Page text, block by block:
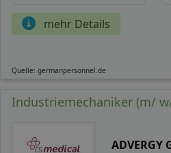
mehr Details
Quelle: germanpersonnel.de
Industriemechaniker (m/
ADVERGY